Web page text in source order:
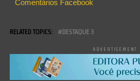
Comentários Facebook
RELATED TOPICS: DESTAQUE 3
ADVERTISEMENT